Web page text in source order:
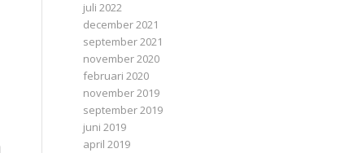
juli 2022
december 2021
september 2021
november 2020
februari 2020
november 2019
september 2019
juni 2019
april 2019